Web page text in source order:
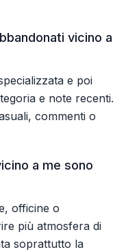
vicino a
e poi
e note recenti.
commenti o
a me sono
officine o
più atmosfera di
soprattutto la